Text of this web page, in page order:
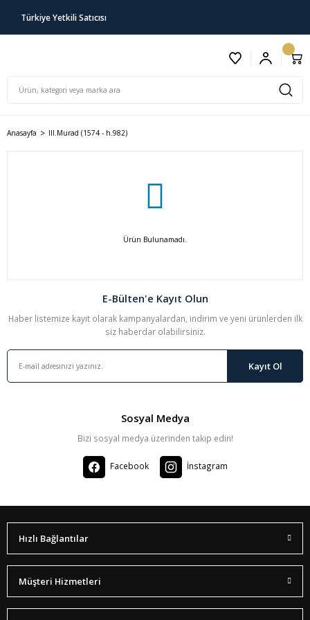
Türkiye Yetkili Satıcısı
Anasayfa III.Murad (1574 - h.982)
Ürün Bulunamadı.
E-Bülten'e Kayıt Olun
Haber listemize kayıt olarak kampanyalardan, indirim ve yeni ürünlerden ilk
siz haberdar olabilirsiniz.
Kayıt Ol
Sosyal Medya
Bizi sosyal medya üzerinden takip edin!
Facebook İnstagram
Hızlı Bağlantılar
Müşteri Hizmetleri